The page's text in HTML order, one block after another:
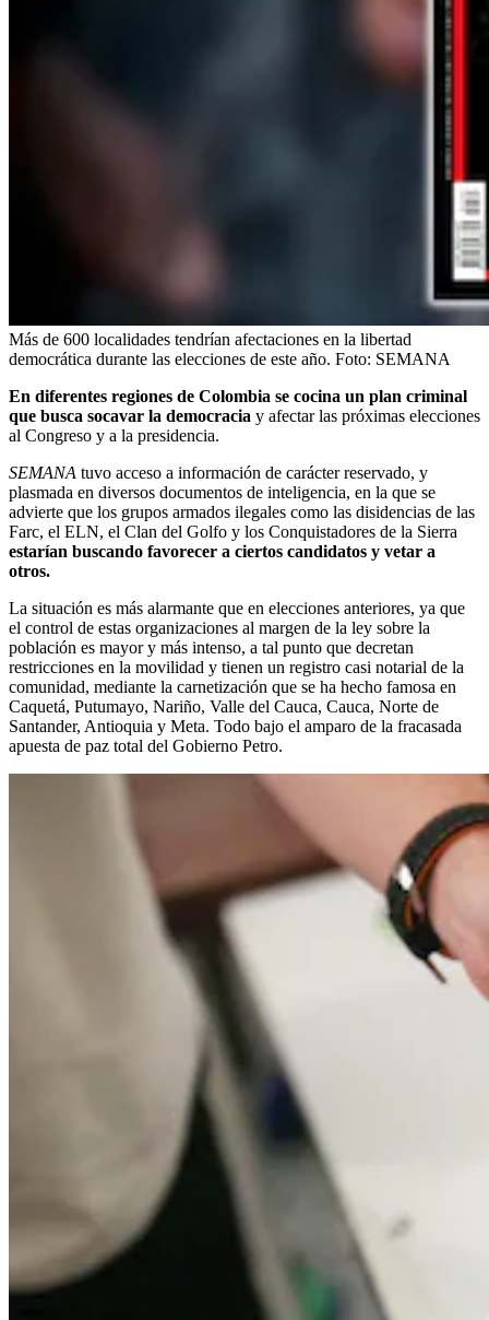
Más de 600 localidades tendrían afectaciones en la libertad
democrática durante las elecciones de este año. Foto: SEMANA
En diferentes regiones de Colombia se cocina un plan criminal
que busca socavar la democracia y afectar las próximas elecciones
al Congreso y a la presidencia.
SEMANA tuvo acceso a información de carácter reservado, y
plasmada en diversos documentos de inteligencia, en la que se
advierte que los grupos armados ilegales como las disidencias de las
Farc, el ELN, el Clan del Golfo y los Conquistadores de la Sierra
estarían buscando favorecer a ciertos candidatos y vetar a
otros.
La situación es más alarmante que en elecciones anteriores, ya que
el control de estas organizaciones al margen de la ley sobre la
población es mayor y más intenso, a tal punto que decretan
restricciones en la movilidad y tienen un registro casi notarial de la
comunidad, mediante la carnetización que se ha hecho famosa en
Caquetá, Putumayo, Nariño, Valle del Cauca, Cauca, Norte de
Santander, Antioquia y Meta. Todo bajo el amparo de la fracasada
apuesta de paz total del Gobierno Petro.